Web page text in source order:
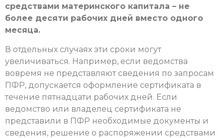
средствами материнского капитала – не
более десяти рабочих дней вместо одного
месяца.
В отдельных случаях эти сроки могут
увеличиваться. Например, если ведомства
вовремя не представляют сведения по запросам
ПФР, допускается оформление сертификата в
течение пятнадцати рабочих дней. Если
ведомство или владелец сертификата не
представили в ПФР необходимые документы и
сведения, решение о распоряжении средствами